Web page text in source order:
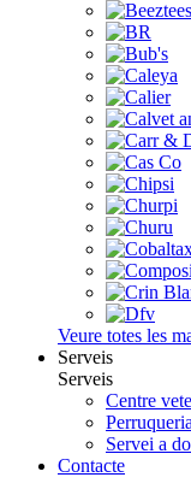
Veure totes les
Serveis
Serveis
Centre
Servei a
Contacte